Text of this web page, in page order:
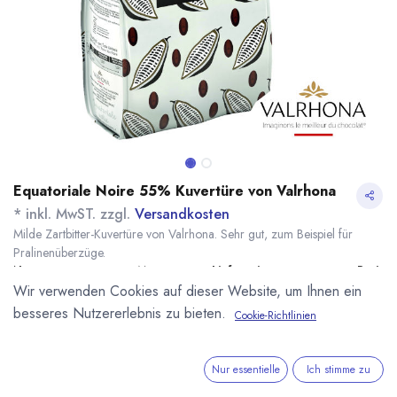
Equatoriale Noire 55% Kuvertüre von Valrhona
* inkl. MwST. zzgl. Versandkosten
Milde Zartbitter-Kuvertüre von Valrhona. Sehr gut, zum Beispiel für
Pralinenüberzüge.
Name Menge Lieferzeit
Preis
[100016] 500g
Equatoriale Noire
55% Valrhona
sofort lieferbar 14,80 €*
(29,60
sofort lieferbar 57,80€*
(19,27€/1 kg)
Wir verwenden Cookies auf dieser Website, um Ihnen ein
besseres Nutzererlebnis zu bieten.
Cookie-Richtlinien
Nur essentielle Ich stimme zu